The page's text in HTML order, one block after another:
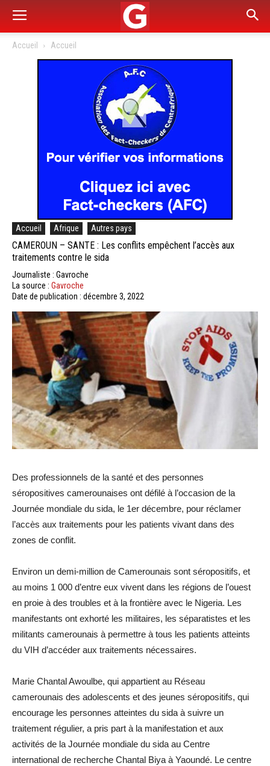
Accueil Accueil
Accueil Afrique Autres pays
CAMEROUN – SANTE : Les conflits empêchent l’accès aux
traitements contre le sida
Journaliste : Gavroche
La source : Gavroche
Date de publication : décembre 3, 2022
Des professionnels de la santé et des personnes
séropositives camerounaises ont défilé à l’occasion de la
Journée mondiale du sida, le 1er décembre, pour réclamer
l’accès aux traitements pour les patients vivant dans des
zones de conflit.
Environ un demi-million de Camerounais sont séropositifs, et
au moins 1 000 d’entre eux vivent dans les régions de l’ouest
en proie à des troubles et à la frontière avec le Nigeria. Les
manifestants ont exhorté les militaires, les séparatistes et les
militants camerounais à permettre à tous les patients atteints
du VIH d’accéder aux traitements nécessaires.
Marie Chantal Awoulbe, qui appartient au Réseau
camerounais des adolescents et des jeunes séropositifs, qui
encourage les personnes atteintes du sida à suivre un
traitement régulier, a pris part à la manifestation et aux
activités de la Journée mondiale du sida au Centre
international de recherche Chantal Biya à Yaoundé. Le centre